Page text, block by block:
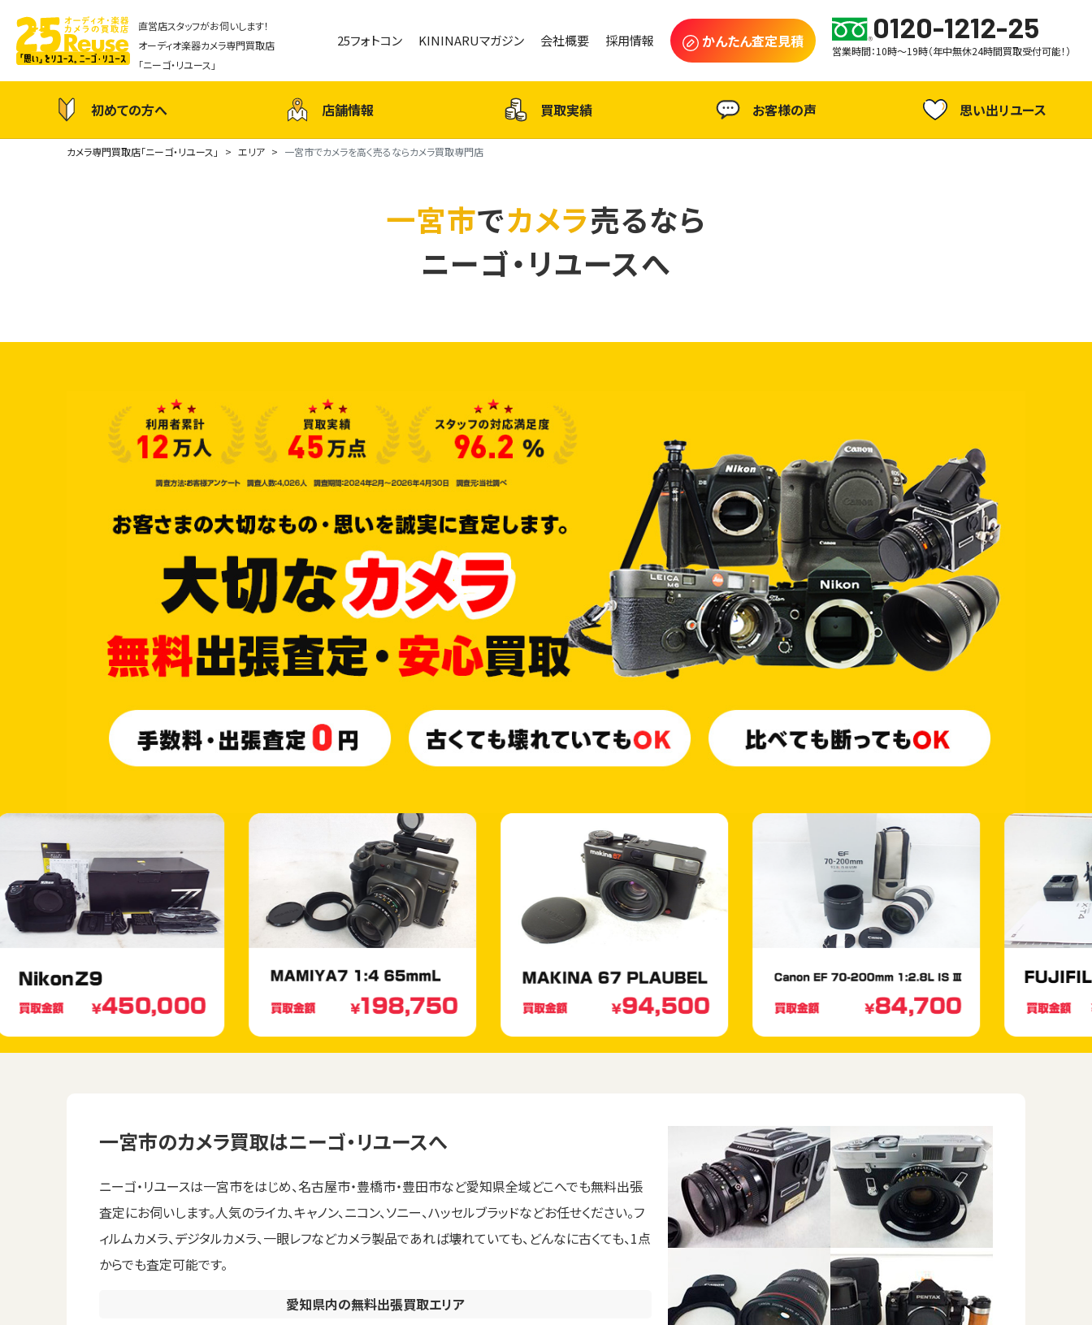
直営店スタッフがお伺いします！
オーディオ楽器カメラ専門買取店
「ニーゴ・リユース」
25フォトコン KININARUマガジン 会社概要 採用情報 かんたん査定見積 0120-1212-25
営業時間：10時～19時（年中無休24時間買取受付可能！）
初めての方へ 店舗情報 買取実績 お客様の声 思い出リユース
カメラ専門買取店「ニーゴ・リユース」 エリア 一宮市でカメラを高く売るならカメラ買取専門店
一宮市でカメラ売るなら
ニーゴ・リユースへ
一宮市のカメラ買取はニーゴ・リユースへ
ニーゴ・リユースは一宮市をはじめ、名古屋市・豊橋市・豊田市など愛知県全域どこへでも無料出張
査定にお伺いします。人気のライカ、キャノン、ニコン、ソニー、ハッセルブラッドなどお任せください。フ
ィルムカメラ、デジタルカメラ、一眼レフなどカメラ製品であれば壊れていても、どんなに古くても、1点
からでも査定可能です。
愛知県内の無料出張買取エリア